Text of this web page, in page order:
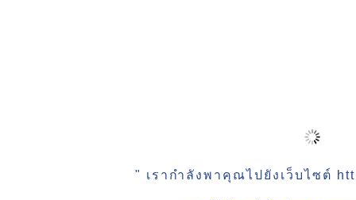
" เรากำลังพาคุณไปยังเว็บไซต์